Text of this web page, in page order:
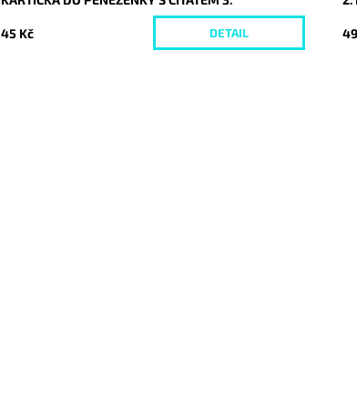
45 Kč DETAIL